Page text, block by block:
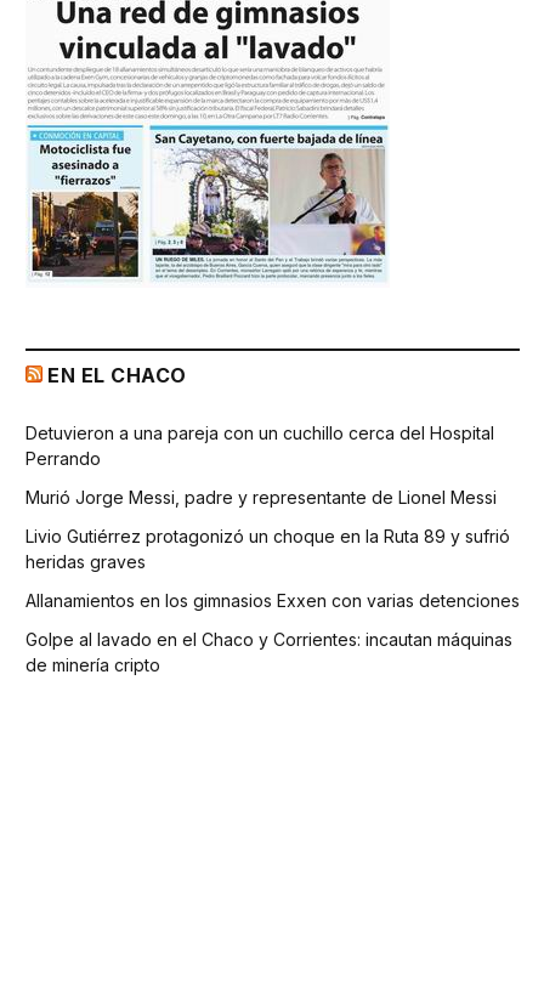
EN EL CHACO
Detuvieron a una pareja con un cuchillo cerca del Hospital
Perrando
Murió Jorge Messi, padre y representante de Lionel Messi
Livio Gutiérrez protagonizó un choque en la Ruta 89 y sufrió
heridas graves
Allanamientos en los gimnasios Exxen con varias detenciones
Golpe al lavado en el Chaco y Corrientes: incautan máquinas
de minería cripto